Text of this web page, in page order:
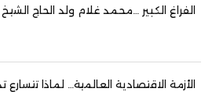
الفراغ الكبير …محمد غلام ولد الحاج الشيخ
الأزمة الاقتصادية العالمية… لماذا تتسارع